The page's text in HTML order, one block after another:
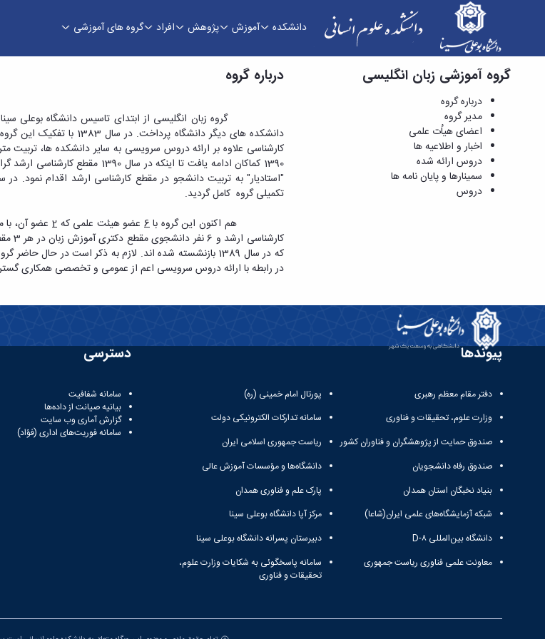
دانشکده آموزش پژوهش افراد گروه های آموزشی
درباره گروه - دانشکده علوم انسانی
گروه آموزشی زبان انگلیسی
درباره گروه
مدیر گروه
اعضای هیاُت علمی
اخبار و اطلاعیه ها
دروس ارائه شده
سمینارها و پایان نامه ها
دروس
درباره گروه
دانشکده های دیگر
کارشناسی علاوه بر ارائه دروس سرویسی به سایر دانشکده ها، تربیت
1390 کماکان ادامه یافت تا اینکه در سال 1390 مقطع کارشناسی ارشد گرایش "آموزش زبان انگلیسی" تاسیس گردید و این گروه با
تکمیلی گروه کامل گردید.
​​​​​​​هم اکنون این گروه با6 عضو هیئت علمی که 2 عضو آن، با
که در سال 1389 بازنشسته شده اند. لازم به ذکر است در حال حاضر گروه زبان انگلیسی با همکاری قریب به
در رابطه با ارائه دروس سرویسی اعم از عمومی و تخصصی همکاری
پیوندها
دفتر مقام معظم رهبری
وزارت علوم، تحقیقات و فناوری
صندوق حمایت از پژوهشگران و فناوران کشور
صندوق رفاه دانشجویان
بنیاد نخبگان استان همدان
شبکه آزمایشگاه‌های علمی ایران(شاعا)
دانشگاه بین‌المللی D-۸
معاونت علمی فناوری ریاست جمهوری
پورتال امام خمینی (ره)
سامانه تدارکات الکترونیکی دولت
ریاست جمهوری اسلامی ایران
دانشگاه‌ها و مؤسسات آموزش عالی
پارک علم و فناوری همدان
مرکز آپا دانشگاه بوعلی سینا
دبیرستان پسرانه دانشگاه بوعلی سینا
سامانه پاسخگوئی به شکایات وزارت علوم،
تحقیقات و فناوری
دسترسی
سامانه شفافیت
بیانیه صیانت از داده‌ها
گزارش آماری وب‌ سایت
سامانه فوریت‌های اداری (فؤاد)